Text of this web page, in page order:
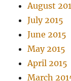
August
July 2015
June 2015
May 2015
April 2015
March